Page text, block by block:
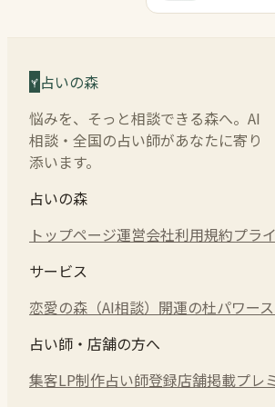
占いの森
悩みを、そっと相談できる森へ。AI
相談・全国の占い師があなたに寄り
添います。
占いの森
トップページ運営会社利用規約プラ
サービス
恋愛の森（AI相談） 開運の杜パワー
占い師・店舗の方へ
集客LP制作占い師登録店舗掲載プレ